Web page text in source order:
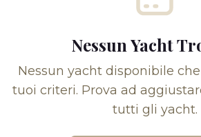
Nessun Yacht
Nessun yacht disponibile
tuoi criteri. Prova ad
tutti gli yacht.